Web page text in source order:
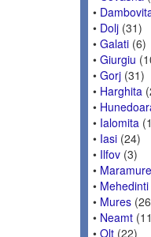
•
• Dolj (31)
• Galati (6)
• Giurgiu
• Gorj (31)
• Harghita
•
• Ialomita
• Iasi (24)
• Ilfov (3)
•
• Mehedinti
• Mures
• Neamt
• Olt (22)